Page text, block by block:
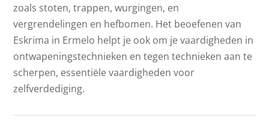
zoals stoten, trappen, wurgingen, en
vergrendelingen en hefbomen. Het beoefenen van
Eskrima in Ermelo helpt je ook om je vaardigheden in
ontwapeningstechnieken en tegen technieken aan te
scherpen, essentiële vaardigheden voor
zelfverdediging.